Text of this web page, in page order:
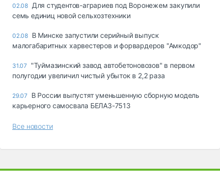
02.08 Для студентов-аграриев под Воронежем закупили
семь единиц новой сельхозтехники
02.08 В Минске запустили серийный выпуск
малогабаритных харвестеров и форвардеров "Амкодор"
31.07
"Туймазинский завод автобетоновозов" в первом
полугодии увеличил чистый убыток в 2,2 раза
29.07
В России выпустят уменьшенную сборную модель
карьерного самосвала БЕЛАЗ-7513
Все новости